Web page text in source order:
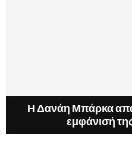
Η Δανάη Μπάρκα
εμφάνισή